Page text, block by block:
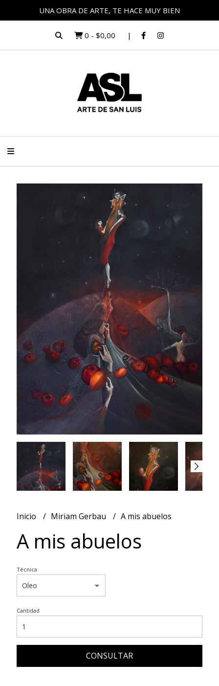
UNA OBRA DE ARTE, TE HACE MUY BIEN
0 - $0,00
Inicio Miriam Gerbau A mis abuelos
A mis abuelos
Técnica
Cantidad
CONSULTAR